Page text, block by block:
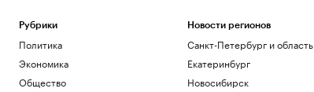
Рубрики
Политика
Экономика
Общество
Новости регионов
Санкт-Петербург и область
Екатеринбург
Новосибирск